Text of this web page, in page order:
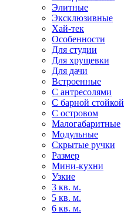
Элитные
Эксклюзивные
Хай-тек
Особенности
Для студии
Для хрущевки
Для дачи
Встроенные
С антресолями
С барной стойкой
С островом
Малогабаритные
Модульные
Скрытые ручки
Размер
Мини-кухни
Узкие
3 кв. м.
5 кв. м.
6 кв. м.